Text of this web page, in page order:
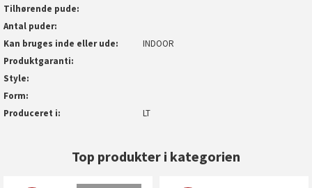
Tilhørende pude
Antal puder
Kan bruges inde eller ude
INDOOR
Produktgaranti
Style
Form
Produceret i
LT
Top produkter i kategorien